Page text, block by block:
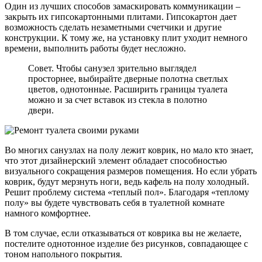
Один из лучших способов замаскировать коммуникации –
закрыть их гипсокартонными плитами. Гипсокартон дает
возможность сделать незаметными счетчики и другие
конструкции. К тому же, на установку плит уходит немного
времени, выполнить работы будет несложно.
Совет. Чтобы санузел зрительно выглядел
просторнее, выбирайте дверные полотна светлых
цветов, однотонные. Расширить границы туалета
можно и за счет вставок из стекла в полотно
двери.
Во многих санузлах на полу лежит коврик, но мало кто знает,
что этот дизайнерский элемент обладает способностью
визуального сокращения размеров помещения. Но если убрать
коврик, будут мерзнуть ноги, ведь кафель на полу холодный.
Решит проблему система «теплый пол». Благодаря «теплому
полу» вы будете чувствовать себя в туалетной комнате
намного комфортнее.
В том случае, если отказываться от коврика вы не желаете,
постелите однотонное изделие без рисунков, совпадающее с
тоном напольного покрытия.